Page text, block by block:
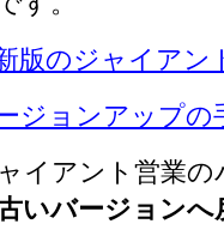
版のジャイアン
ジョンアップの
イアント営業の
いバージョン